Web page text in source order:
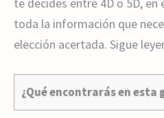
toda la información que
elección acertada. Sigue
¿Qué encontrarás en esta